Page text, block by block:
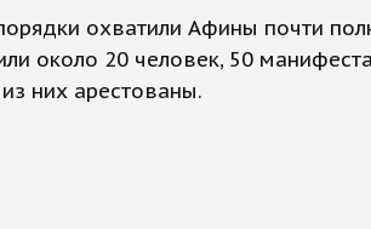
охватили Афины почти
около 20 человек, 50
них арестованы.